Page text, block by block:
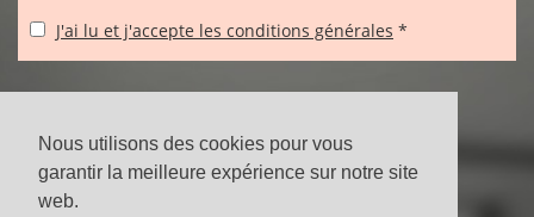
Nous utilisons des cookies pour vous
garantir la meilleure expérience sur notre site
web.
J'ai lu et j'accepte les conditions générales *
INSCRIPTION